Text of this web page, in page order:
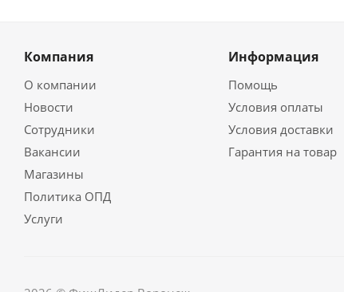
Компания
О компании
Новости
Сотрудники
Вакансии
Магазины
Политика ОПД
Услуги
Информация
Помощь
Условия оплаты
Условия доставки
Гарантия на товар